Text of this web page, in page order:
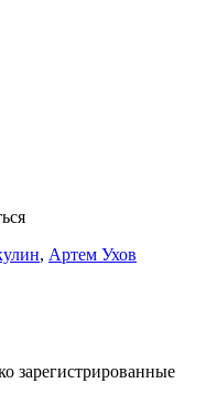
, Артем Ухов
зарегистрированные